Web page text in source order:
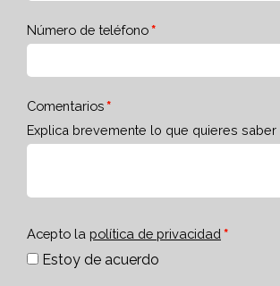
Número de teléfono
Comentarios
Explica brevemente lo que quieres saber
Acepto la política de privacidad
Estoy de acuerdo